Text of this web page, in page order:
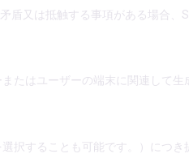
又は抵触する事項がある場合、
はユーザーの端末に関連して
択することも可能です。）につき